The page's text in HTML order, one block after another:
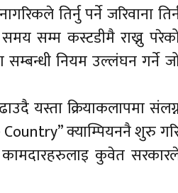
तिर्नु पर्ने जरिवाना
सम्म कस्टडीमै राख्नु
नियम उल्लंघन गर्ने
यस्ता क्रियाकलापमा
क्याम्पियननै शुरु
कामदारहरुलाइ कुवेत